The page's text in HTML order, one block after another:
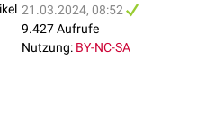
21.03.2024, 08:52
9.427 Aufrufe
Nutzung: BY-NC-SA